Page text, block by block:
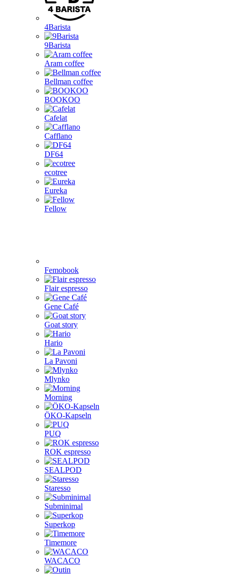
4Barista
9Barista
Aram coffee
Bellman coffee
BOOKOO
Cafelat
Cafflano
DF64
ecotree
Eureka
Fellow
Femobook
Flair espresso
Gene Café
Goat story
Hario
La Pavoni
Mlynko
Morning
ÖKO-Kapseln
PUQ
ROK espresso
SEALPOD
Staresso
Subminimal
Superkop
Timemore
WACACO